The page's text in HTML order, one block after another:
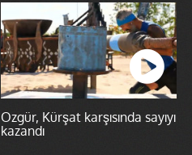
Özgür, Kürşat karşısında sayıyı
kazandı